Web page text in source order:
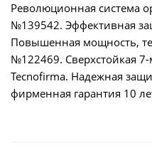
Революционная система
№139542. Эффективная
Повышенная мощность,
№122469. Сверхстойкая 7-
Tecnofirma. Надежная
фирменная гарантия 10